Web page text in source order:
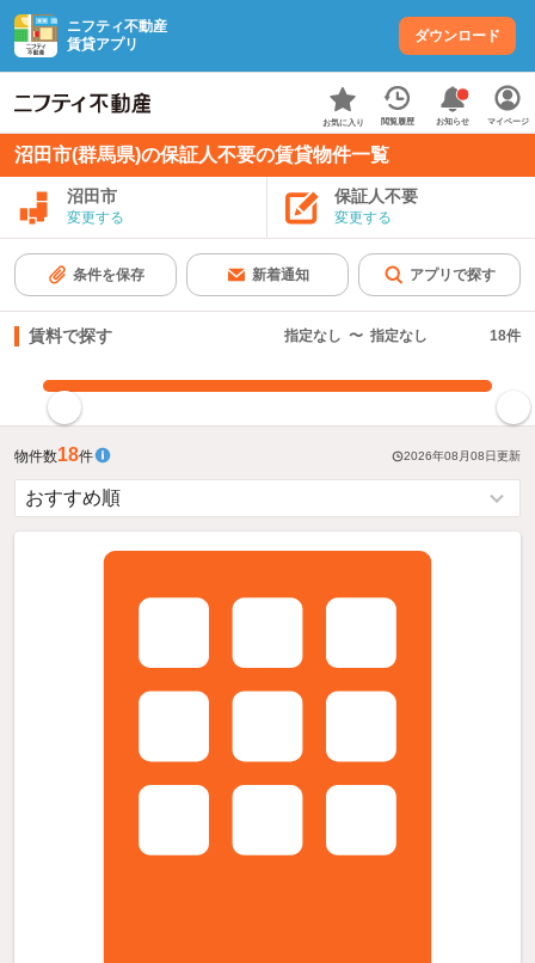
ニフティ不動産
賃貸アプリ
ダウンロード
お気に入り 閲覧履歴 お知らせ マイページ
沼田市(群馬県)の保証人不要の賃貸物件一覧
沼田市
変更する
保証人不要
変更する
条件を保存 新着通知 アプリで探す
賃料で探す 指定なし 〜 指定なし 18件
物件数18件 2026年08月08日更新